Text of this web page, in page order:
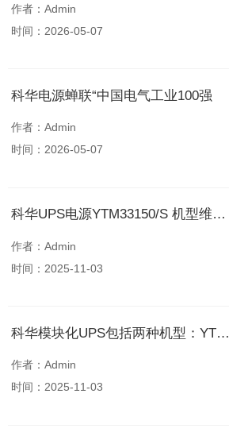
作者：Admin
时间：2026-05-07
科华电源蝉联“中国电气工业100强
作者：Admin
时间：2026-05-07
科华UPS电源YTM33150/S 机型维护旁路供电模式
作者：Admin
时间：2025-11-03
科华模块化UPS包括两种机型：YTM33120/F、YTM33150/S
作者：Admin
时间：2025-11-03